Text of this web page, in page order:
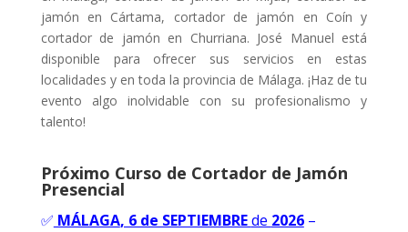
jamón en Cártama, cortador de jamón en Coín y
cortador de jamón en Churriana. José Manuel está
disponible para ofrecer sus servicios en estas
localidades y en toda la provincia de Málaga. ¡Haz de tu
evento algo inolvidable con su profesionalismo y
talento!
Próximo Curso de Cortador de Jamón
Presencial
✅ MÁLAGA, 6 de SEPTIEMBREde 2026–